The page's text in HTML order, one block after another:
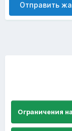
Отправить
Ограничения